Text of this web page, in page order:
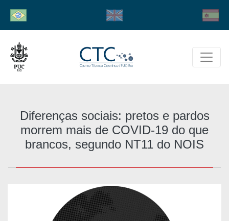
Diferenças sociais: pretos e pardos
morrem mais de COVID-19 do que
brancos, segundo NT11 do NOIS